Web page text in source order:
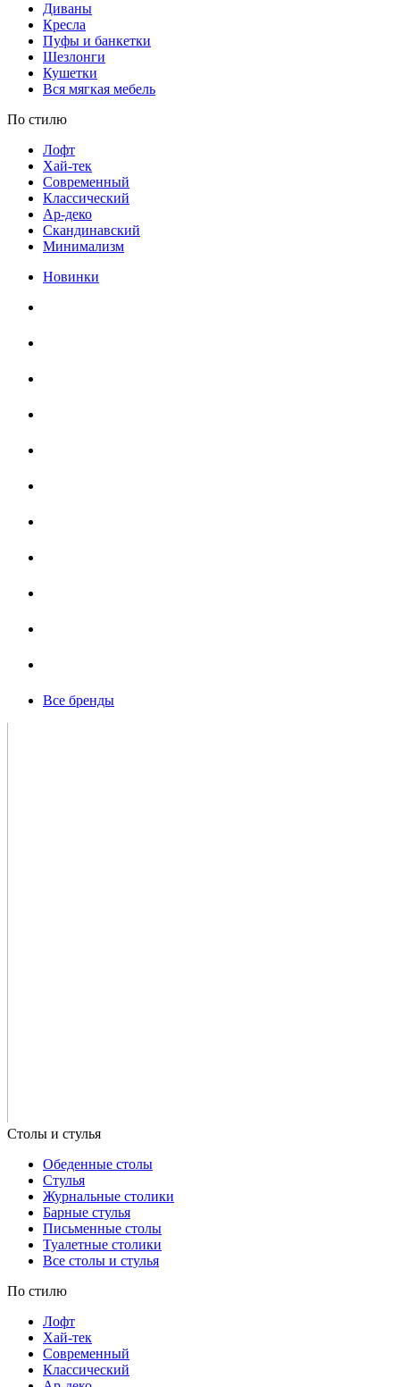
Диваны
Кресла
Пуфы и банкетки
Шезлонги
Кушетки
Обеденные столы
Стулья
Журнальные столики
Барные стулья
Письменные столы
Туалетные столики